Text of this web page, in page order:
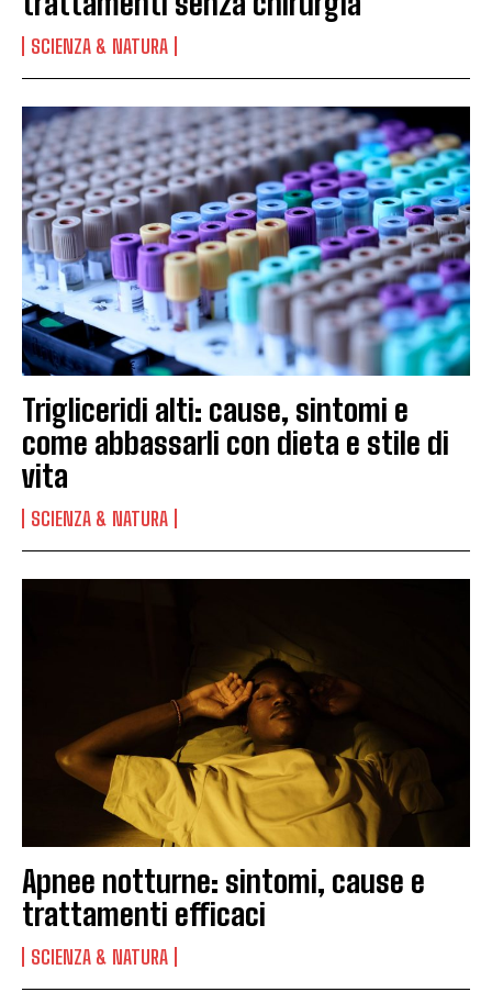
SCIENZA & NATURA
Trigliceridi alti: cause, sintomi e
come abbassarli con dieta e stile di
vita
SCIENZA & NATURA
Apnee notturne: sintomi, cause e
trattamenti efficaci
SCIENZA & NATURA